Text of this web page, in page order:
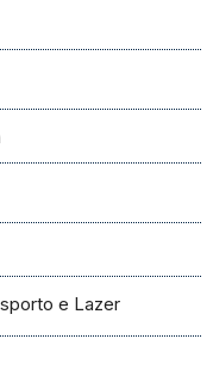
e Lazer